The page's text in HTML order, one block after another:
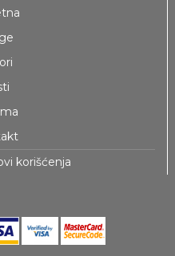
korišćenja